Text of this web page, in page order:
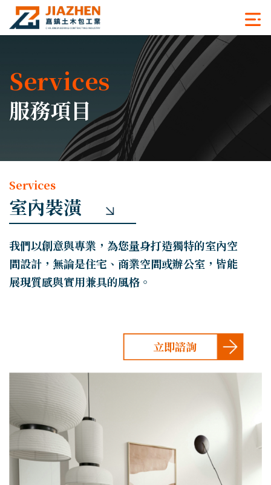
Services
服務項目
Services
室內裝潢
我們以創意與專業，為您量身打造獨特的室內空
間設計，無論是住宅、商業空間或辦公室，皆能
展現質感與實用兼具的風格。
立即諮詢